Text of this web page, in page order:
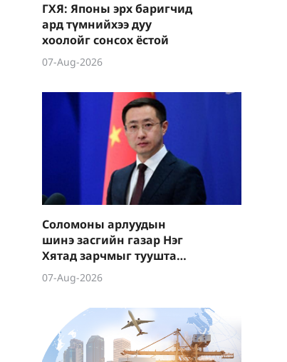
ГХЯ: Японы эрх баригчид
ард түмнийхээ дуу
хоолойг сонсох ёстой
07-Aug-2026
Соломоны арлуудын
шинэ засгийн газар Нэг
Хятад зарчмыг тууштай
баримталж байгааг
сайшаав
07-Aug-2026